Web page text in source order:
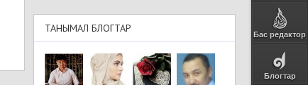
Бас редактор
Блогтар
ТАНЫМАЛ БЛОГТАР